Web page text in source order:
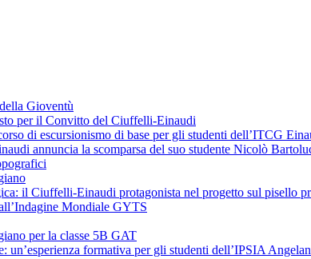
Gioventù
per il Convitto del Ciuffelli-Einaudi
di escursionismo di base per gli studenti dell’ITCG
annuncia la scomparsa del suo studente Nicolò
il Ciuffelli-Einaudi protagonista nel progetto sul pisello
Mondiale GYTS
per la classe 5B GAT
formativa per gli studenti dell’IPSIA